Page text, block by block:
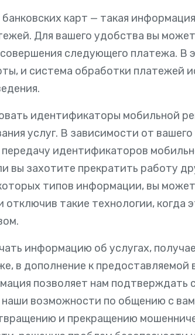
карт — такая
Для вашего удобства вы
следующего платежа. В
и система обработки платежей
идентификаторы мобильной
услуг. В зависимости от
идентификаторов
вы захотите прекратить работу
типов информации, вы
отключив такие технологии, когда
информацию об услугах,
в дополнение к
позволяет нам подтверждать
наши возможности по общению с
и прекращению